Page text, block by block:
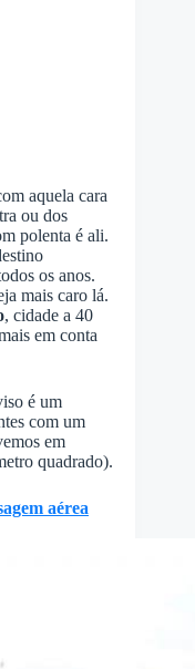
aquela cara
ou dos
polenta é ali.
os anos.
mais caro lá.
, cidade a 40
em conta
é um
com um
em
quadrado).
aérea